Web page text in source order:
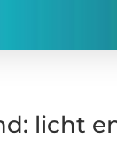
licht